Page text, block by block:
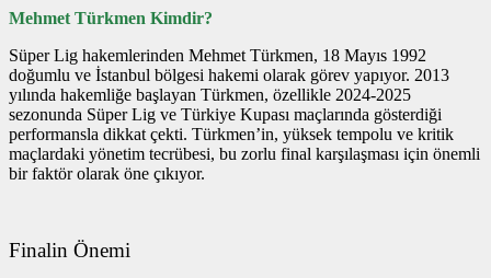
Mehmet Türkmen Kimdir?
Süper Lig hakemlerinden Mehmet Türkmen, 18 Mayıs 1992
doğumlu ve İstanbul bölgesi hakemi olarak görev yapıyor. 2013
yılında hakemliğe başlayan Türkmen, özellikle 2024-2025
sezonunda Süper Lig ve Türkiye Kupası maçlarında gösterdiği
performansla dikkat çekti. Türkmen’in, yüksek tempolu ve kritik
maçlardaki yönetim tecrübesi, bu zorlu final karşılaşması için önemli
bir faktör olarak öne çıkıyor.
Finalin Önemi